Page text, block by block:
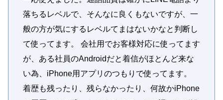
落ちるレベルで、そんなに良くもないですが、一
般の方が気にするレベルてまはないかなと判断し
て使ってます。 会社用でお客様対応に使ってます
が、ある社員のAndroidだと着信がほとんど来な
い為、iPhone用アプリのつもりで使ってます。
着歴も残ったり、残らなかったり、何故かiPhone